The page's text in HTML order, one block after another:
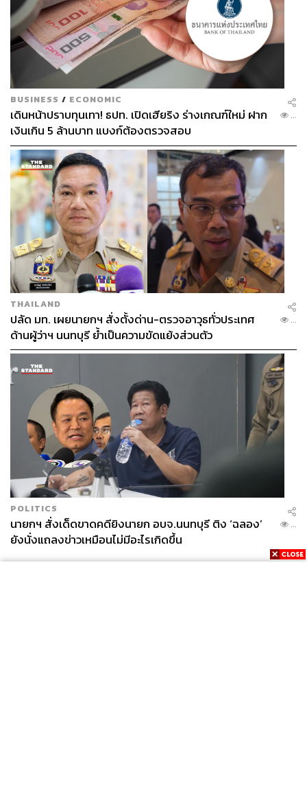
BUSINESS / ECONOMIC
เดินหน้าปราบทุนเทา! ธปท. เปิดเฮียริง ร่างเกณฑ์ใหม่ ฝาก
เงินเกิน 5 ล้านบาท แบงก์ต้องตรวจสอบ
...
THAILAND
ปลัด มท. เผยนายกฯ สั่งตั้งด่าน-ตรวจอาวุธทั่วประเทศ
ด้านผู้ว่าฯ นนทบุรี ย้ำเป็นความขัดแย้งส่วนตัว
...
POLITICS
นายกฯ สั่งเด็ดขาดคดียิงนายก อบจ.นนทบุรี ติง ‘ฉลอง’
ยังนั่งแถลงข่าวเหมือนไม่มีอะไรเกิดขึ้น
...